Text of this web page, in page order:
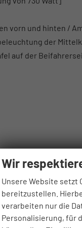
vorn und hinten /
der
auf der
Leseleuchten
Unterseiten der
und hinten /
Wir
Unsere Website setzt
bereitzustellen.
verarbeiten nur die
Personalisierung, für